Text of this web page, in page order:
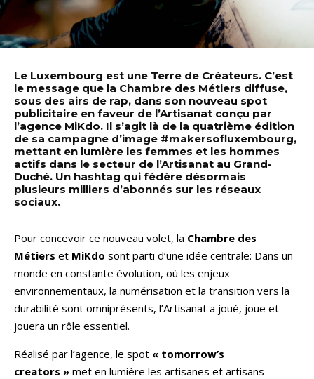
Le Luxembourg est une Terre de Créateurs. C’est
le message que la Chambre des Métiers diffuse,
sous des airs de rap, dans son nouveau spot
publicitaire en faveur de l’Artisanat conçu par
l’agence MiKdo. Il s’agit là de la quatrième édition
de sa campagne d’image #makersofluxembourg,
mettant en lumière les femmes et les hommes
actifs dans le secteur de l’Artisanat au Grand-
Duché. Un hashtag qui fédère désormais
plusieurs milliers d’abonnés sur les réseaux
sociaux.
Pour concevoir ce nouveau volet, la Chambre des
Métiers et MiKdo sont parti d’une idée centrale: Dans un
monde en constante évolution, où les enjeux
environnementaux, la numérisation et la transition vers la
durabilité sont omniprésents, l’Artisanat a joué, joue et
jouera un rôle essentiel.
Réalisé par l’agence, le spot « tomorrow’s
creators » met en lumière les artisanes et artisans